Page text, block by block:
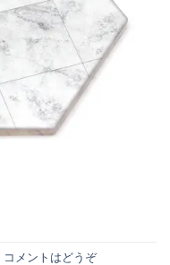
コメントはどうぞ